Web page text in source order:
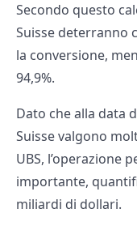
Secondo questo
Suisse deterranno
la conversione,
94,9%.
Dato che alla data
Suisse valgono
UBS, l’operazione
importante,
miliardi di dollari.